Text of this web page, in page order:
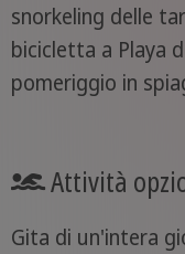
snorkeling delle
bicicletta a Playa
pomeriggio in
Attività
Gita di un'intera